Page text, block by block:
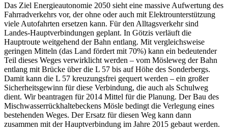
Das Ziel Energieautonomie 2050 sieht eine massive Aufwertung des
Fahrradverkehrs vor, der ohne oder auch mit Elektrounterstützung
viele Autofahrten ersetzen kann. Für den Alltagsverkehr sind
Landes-Hauptverbindungen geplant. In Götzis verläuft die
Hauptroute weitgehend der Bahn entlang. Mit vergleichsweise
geringen Mitteln (das Land fördert mit 70%) kann ein bedeutender
Teil dieses Weges verwirklicht werden – vom Mösleweg der Bahn
entlang mit Brücke über die L 57 bis auf Höhe des Sonderbergs.
Damit kann die L 57 kreuzungsfrei gequert werden – ein großer
Sicherheitsgewinn für diese Verbindung, die auch als Schulweg
dient. Wir beantragen für 2014 Mittel für die Planung. Der Bau des
Mischwasserrückhaltebeckens Mösle bedingt die Verlegung eines
bestehenden Weges. Der Ersatz für diesen Weg kann dann
zusammen mit der Hauptverbindung im Jahre 2015 gebaut werden.